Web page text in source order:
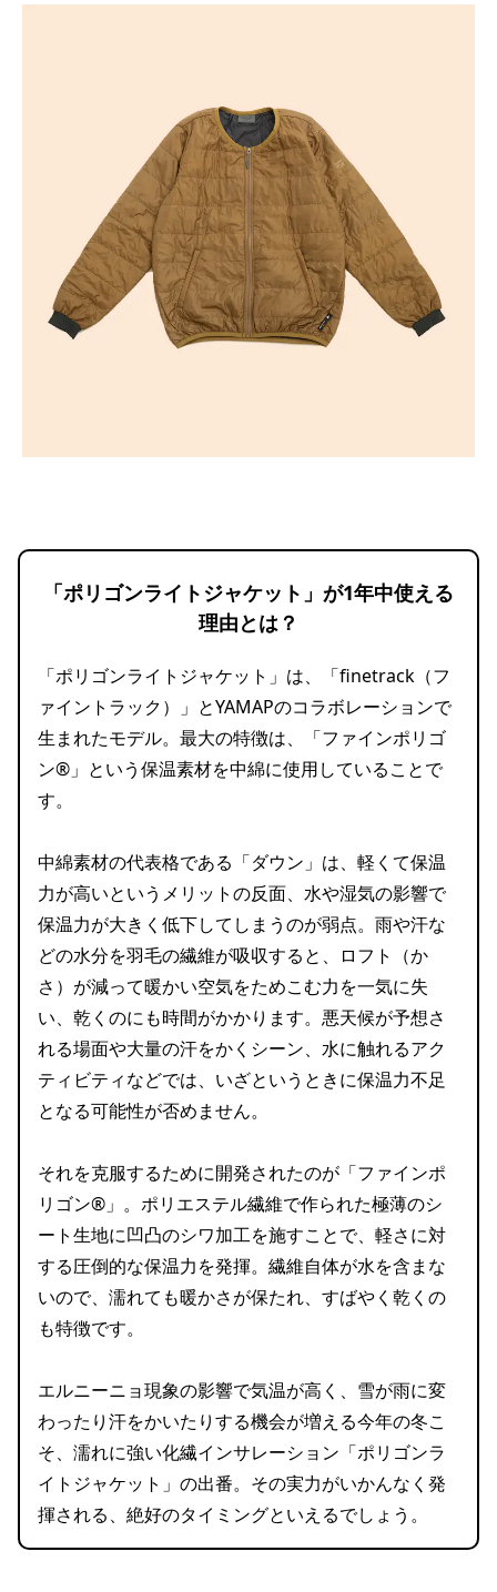
「ポリゴンライトジャケット」が1年中使える
理由とは？
「ポリゴンライトジャケット」は、「finetrack（フ
ァイントラック）」とYAMAPのコラボレーションで
生まれたモデル。最大の特徴は、「ファインポリゴ
ン®」という保温素材を中綿に使用していることで
す。
中綿素材の代表格である「ダウン」は、軽くて保温
力が高いというメリットの反面、水や湿気の影響で
保温力が大きく低下してしまうのが弱点。雨や汗な
どの水分を羽毛の繊維が吸収すると、ロフト（か
さ）が減って暖かい空気をためこむ力を一気に失
い、乾くのにも時間がかかります。悪天候が予想さ
れる場面や大量の汗をかくシーン、水に触れるアク
ティビティなどでは、いざというときに保温力不足
となる可能性が否めません。
それを克服するために開発されたのが「ファインポ
リゴン®」。ポリエステル繊維で作られた極薄のシ
ート生地に凹凸のシワ加工を施すことで、軽さに対
する圧倒的な保温力を発揮。繊維自体が水を含まな
いので、濡れても暖かさが保たれ、すばやく乾くの
も特徴です。
エルニーニョ現象の影響で気温が高く、雪が雨に変
わったり汗をかいたりする機会が増える今年の冬こ
そ、濡れに強い化繊インサレーション「ポリゴンラ
イトジャケット」の出番。その実力がいかんなく発
揮される、絶好のタイミングといえるでしょう。